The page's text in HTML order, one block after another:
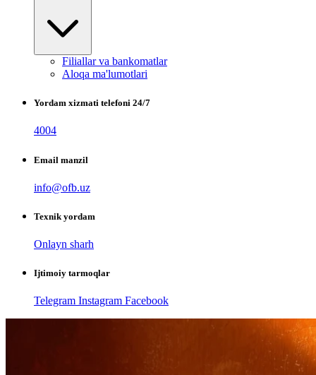
Filiallar va bankomatlar
Aloqa ma'lumotlari
Yordam xizmati telefoni 24/7
4004
Email manzil
info@ofb.uz
Texnik yordam
Onlayn sharh
Ijtimoiy tarmoqlar
Telegram Instagram Facebook